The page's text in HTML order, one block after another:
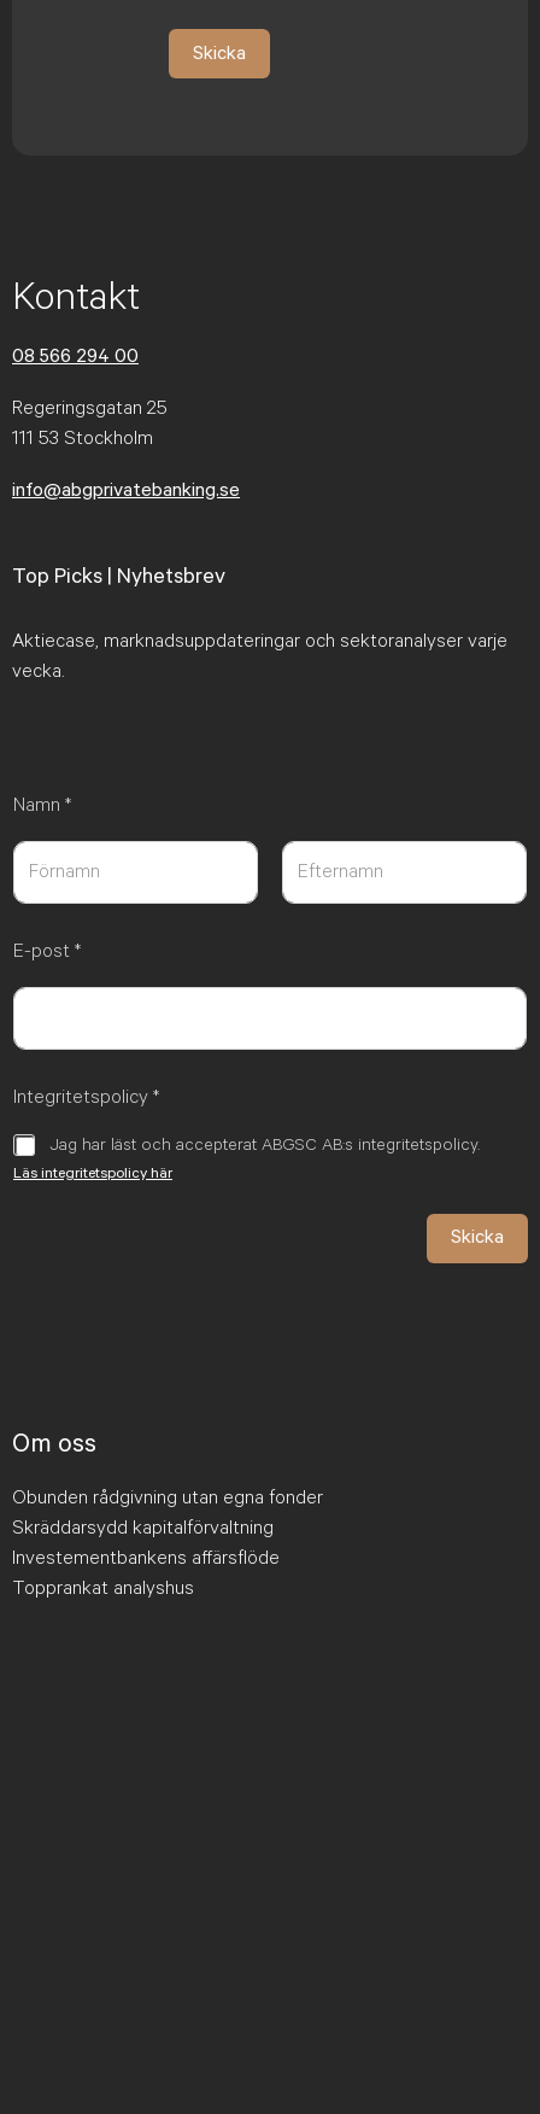
Skicka
Kontakt
08 566 294 00
Regeringsgatan 25
111 53 Stockholm
info@abgprivatebanking.se
Top Picks | Nyhetsbrev
Aktiecase, marknadsuppdateringar och sektoranalyser varje
vecka.
Namn *
E-post *
Integritetspolicy *
Jag har läst och accepterat ABGSC AB:s integritetspolicy.
Läs integritetspolicy här
Skicka
Om oss
Obunden rådgivning utan egna fonder
Skräddarsydd kapitalförvaltning
Investementbankens affärsflöde
Topprankat analyshus